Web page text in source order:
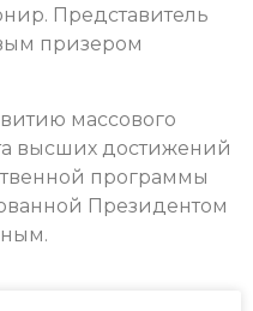
Представитель
призером
массового
высших достижений
программы
Президентом